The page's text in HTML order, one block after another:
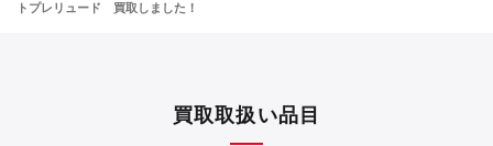
トプレリュード 買取しました！
買取取扱い品目